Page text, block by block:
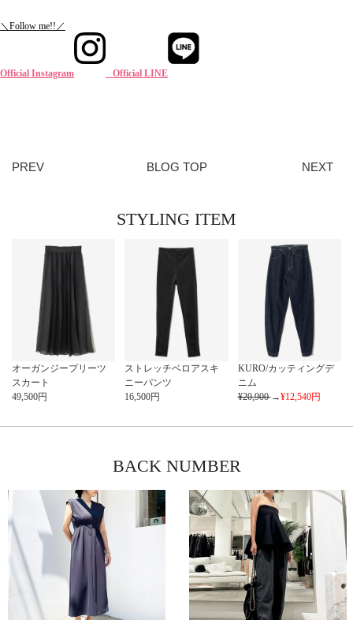
＼Follow me!!／
Official Instagram Official LINE
BLOG TOP
PREV NEXT
STYLING ITEM
オーガンジープリーツ
スカート
49,500円
ストレッチベロアスキ
ニーパンツ
16,500円
KURO/カッティングデ
ニム
¥20,900→¥12,540円
BACK NUMBER